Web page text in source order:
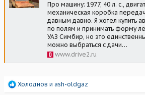
Про машину: 1977, 40 л. с.,
механическая коробка
давным давно. Я хотел купить
по полям и принимать форму
УАЗ Симбир, но это
можно выбраться с дачи…
www.drive2.ru
Р
Холоднов и ash-oldgaz